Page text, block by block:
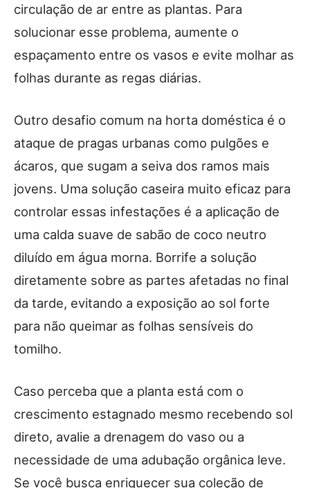
circulação de ar entre as plantas. Para
solucionar esse problema, aumente o
espaçamento entre os vasos e evite molhar as
folhas durante as regas diárias.
Outro desafio comum na horta doméstica é o
ataque de pragas urbanas como pulgões e
ácaros, que sugam a seiva dos ramos mais
jovens. Uma solução caseira muito eficaz para
controlar essas infestações é a aplicação de
uma calda suave de sabão de coco neutro
diluído em água morna. Borrife a solução
diretamente sobre as partes afetadas no final
da tarde, evitando a exposição ao sol forte
para não queimar as folhas sensíveis do
tomilho.
Caso perceba que a planta está com o
crescimento estagnado mesmo recebendo sol
direto, avalie a drenagem do vaso ou a
necessidade de uma adubação orgânica leve.
Se você busca enriquecer sua coleção de